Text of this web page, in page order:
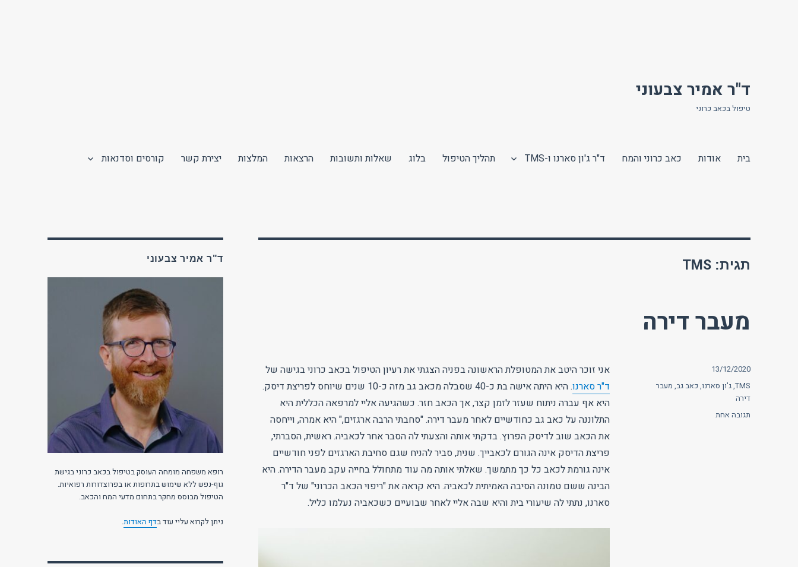
ד"ר אמיר צבעוני
טיפול בכאב כרוני
בית אודות כאב כרוני והמח ד"ר ג'ון סארנו ו-TMS תהליך הטיפול בלוג שאלות ותשובות הרצאות המלצות יצירת קשר קורסים וסדנאות
תגית:TMS
מעבר דירה
אני זוכר היטב את המטופלת הראשונה בפניה הצגתי את רעיון הטיפול בכאב כרוני בגישה של
ד"ר סארנו
. היא היתה אישה בת כ-40 שסבלה מכאב גב מזה כ-10 שנים שיוחס לפריצת דיסק.
היא אף עברה ניתוח שעזר לזמן קצר, אך הכאב חזר. כשהגיעה אליי למרפאה הכללית היא
התלוננה על כאב גב כחודשיים לאחר מעבר דירה. "סחבתי הרבה ארגזים," היא אמרה, וייחסה
את הכאב שוב לדיסק הפרוץ. בדקתי אותה והצעתי לה הסבר אחר לכאביה. ראשית, הסברתי,
פריצת הדיסק אינה הגורם לכאבייך. שנית, סביר להניח שגם סחיבת הארגזים לפני חודשיים
אינה גורמת לכאב כל כך מתמשך. שאלתי אותה מה עוד מתחולל בחייה עקב מעבר הדירה. היא
הבינה ששם טמונה הסיבה האמיתית לכאביה. היא קראה את "ריפוי הכאב הכרוני" של ד"ר
סארנו, נתתי לה שיעורי בית והיא שבה אליי לאחר שבועיים כשכאביה נעלמו כליל.
פורסם
בתאריך
13/12/2020
תגיות
TMS
,ג'ון סארנו, כאב גב, מעבר
דירה
תגובה אחתעל
ד"ר אמיר צבעוני
רופא משפחה מומחה העוסק בטיפול בכאב כרוני בגישת
גוף-נפש ללא שימוש בתרופות או בפרוצדורות רפואיות.
הטיפול מבוסס מחקר בתחום מדעי המח והכאב.
ניתן לקרוא עליי עוד בדף האודות.